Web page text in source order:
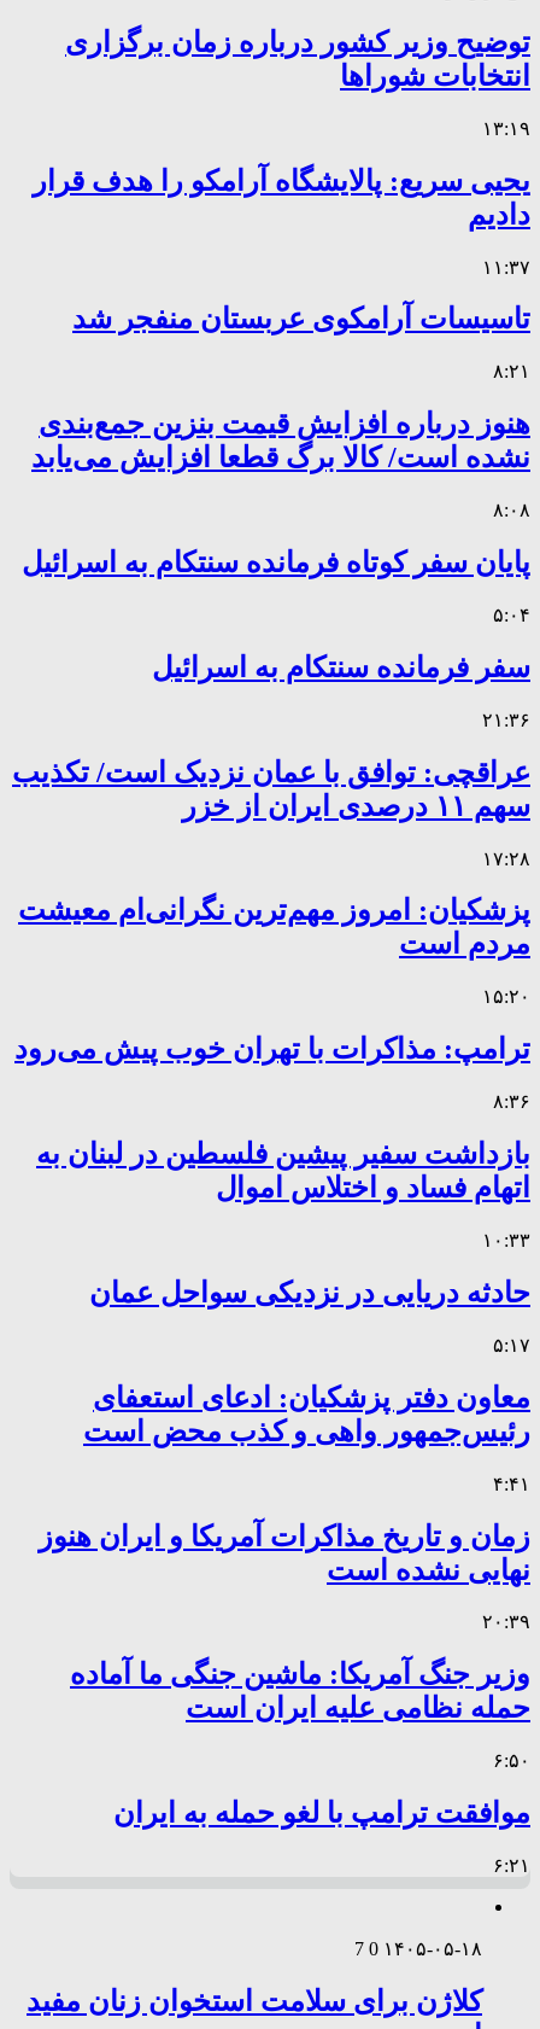
توضیح وزیر کشور درباره زمان برگزاری
انتخابات شوراها
۱۳:۱۹
یحیی سریع: پالایشگاه آرامکو را هدف قرار
دادیم
۱۱:۳۷
تاسیسات آرامکوی عربستان منفجر شد
۸:۲۱
هنوز درباره افزایش قیمت بنزین جمع‌بندی
نشده است/ کالا برگ قطعا افزایش می‌یابد
۸:۰۸
پایان سفر کوتاه فرمانده سنتکام به اسرائیل
۵:۰۴
سفر فرمانده سنتکام به اسرائیل
۲۱:۳۶
عراقچی: توافق با عمان نزدیک است/ تکذیب
سهم ۱۱ درصدی ایران از خزر
۱۷:۲۸
پزشکیان: امروز مهم‌ترین نگرانی‌ام معیشت
مردم است
۱۵:۲۰
ترامپ: مذاکرات با تهران خوب پیش می‌رود
۸:۳۶
بازداشت سفیر پیشین فلسطین در لبنان به
اتهام فساد و اختلاس اموال
۱۰:۳۳
حادثه دریایی در نزدیکی سواحل عمان
۵:۱۷
معاون دفتر پزشکیان: ادعای استعفای
رئیس‌جمهور واهی و کذب محض است
۴:۴۱
زمان و تاریخ مذاکرات آمریکا و ایران هنوز
نهایی نشده است
۲۰:۳۹
وزیر جنگ آمریکا: ماشین جنگی ما آماده
حمله نظامی علیه ایران است
۶:۵۰
موافقت ترامپ با لغو حمله به ایران
۶:۲۱
۱۴۰۵-۰۵-۱۸ 0
7
کلاژن برای سلامت استخوان زنان مفید